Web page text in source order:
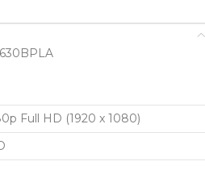
Full HD (1920 x 1080)